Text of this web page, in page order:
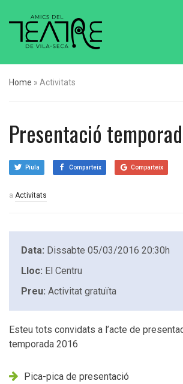
Home » Activitats
Presentació
Piula Comparteix Comparteix
a Activitats
Data: Dissabte 05/03/2016 20:30h
Lloc: El Centru
Preu: Activitat gratuïta
Esteu tots convidats a l’acte de
temporada 2016
Pica-pica de presentació